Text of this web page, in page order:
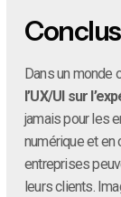
Dans un monde
l’UX/UI sur
jamais pour les
numérique et en
entreprises
leurs clients.